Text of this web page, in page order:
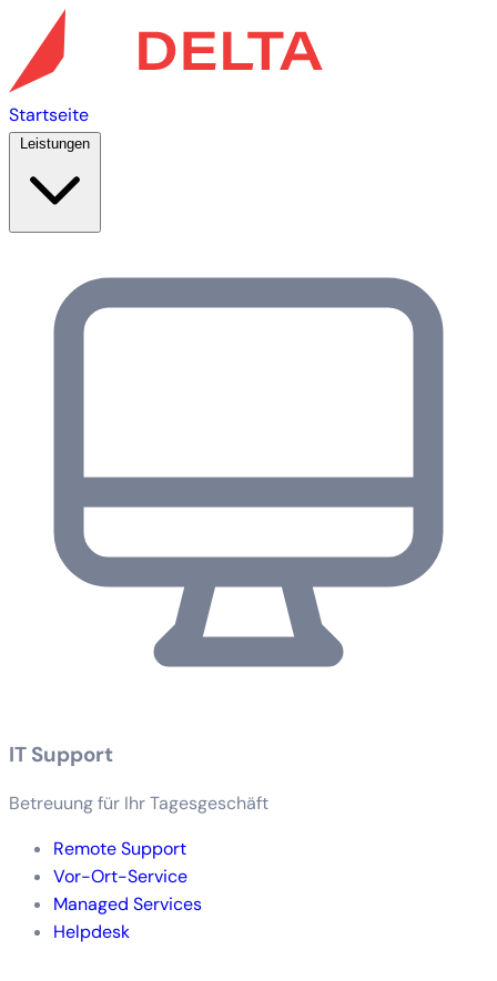
Startseite
IT Support
Betreuung für Ihr Tagesgeschäft
Remote Support
Vor-Ort-Service
Managed Services
Helpdesk